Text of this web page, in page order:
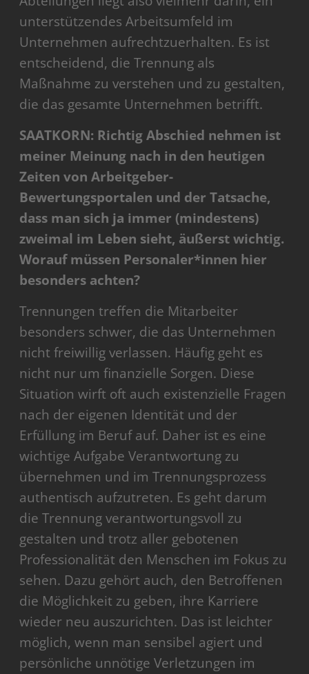
unterstützendes Arbeitsumfeld im
Unternehmen aufrechtzuerhalten. Es ist
entscheidend, die Trennung als
Maßnahme zu verstehen und zu gestalten,
die das gesamte Unternehmen betrifft.
SAATKORN: Richtig Abschied nehmen ist
meiner Meinung nach in den heutigen
Zeiten von Arbeitgeber-
Bewertungsportalen und der Tatsache,
dass man sich ja immer (mindestens)
zweimal im Leben sieht, äußerst wichtig.
Worauf müssen Personaler*innen hier
besonders achten?
Trennungen treffen die Mitarbeiter
besonders schwer, die das Unternehmen
nicht freiwillig verlassen. Häufig geht es
nicht nur um finanzielle Sorgen. Diese
Situation wirft oft auch existenzielle Fragen
nach der eigenen Identität und der
Erfüllung im Beruf auf. Daher ist es eine
wichtige Aufgabe Verantwortung zu
übernehmen und im Trennungsprozess
authentisch aufzutreten. Es geht darum
die Trennung verantwortungsvoll zu
gestalten und trotz aller gebotenen
Professionalität den Menschen im Fokus zu
sehen. Dazu gehört auch, den Betroffenen
die Möglichkeit zu geben, ihre Karriere
wieder neu auszurichten. Das ist leichter
möglich, wenn man sensibel agiert und
persönliche unnötige Verletzungen im